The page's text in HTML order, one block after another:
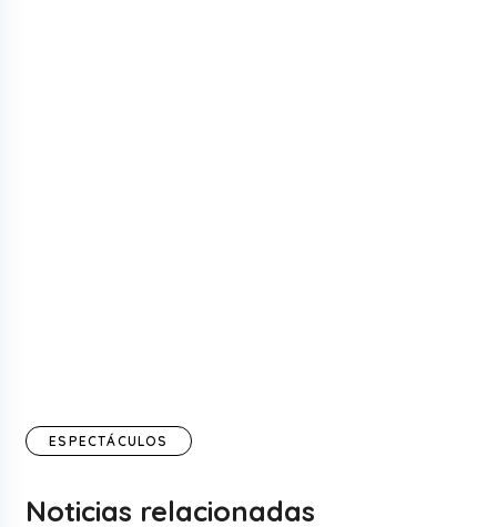
ESPECTÁCULOS
Noticias relacionadas